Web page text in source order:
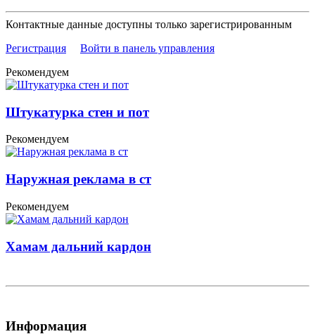
Контактные данные доступны только зарегистрированным
Регистрация
Войти в панель управления
Рекомендуем
Штукатурка стен и пот
Рекомендуем
Наружная реклама в ст
Рекомендуем
Хамам дальний кардон
Информация